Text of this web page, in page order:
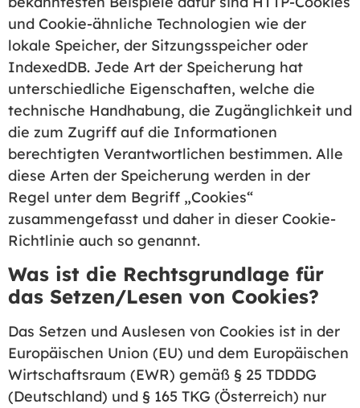
und Cookie-ähnliche Technologien wie der
lokale Speicher, der Sitzungsspeicher oder
IndexedDB. Jede Art der Speicherung hat
unterschiedliche Eigenschaften, welche die
technische Handhabung, die Zugänglichkeit und
die zum Zugriff auf die Informationen
berechtigten Verantwortlichen bestimmen. Alle
diese Arten der Speicherung werden in der
Regel unter dem Begriff „Cookies“
zusammengefasst und daher in dieser Cookie-
Richtlinie auch so genannt.
Was ist die Rechtsgrundlage für
das Setzen/Lesen von Cookies?
Das Setzen und Auslesen von Cookies ist in der
Europäischen Union (EU) und dem Europäischen
Wirtschaftsraum (EWR) gemäß § 25 TDDDG
(Deutschland) und § 165 TKG (Österreich) nur